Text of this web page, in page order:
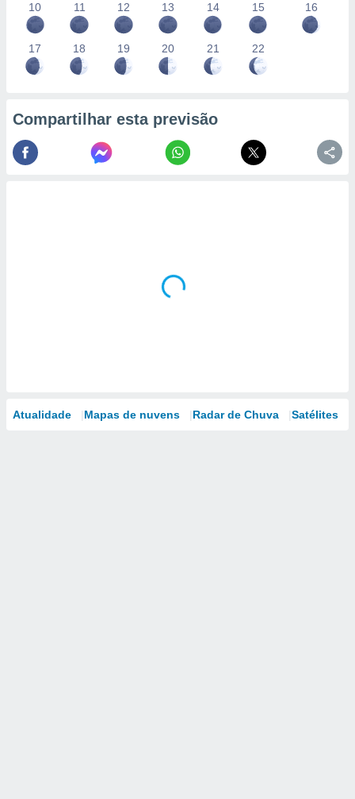
10 11 12 13 14 15 16
17 18 19 20 21 22
Compartilhar esta previsão
Atualidade Mapas de nuvens Radar de Chuva Satélites